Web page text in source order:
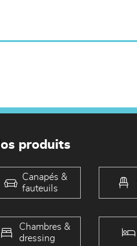
produits
Canapés &
fauteuils
Chambres &
dressing